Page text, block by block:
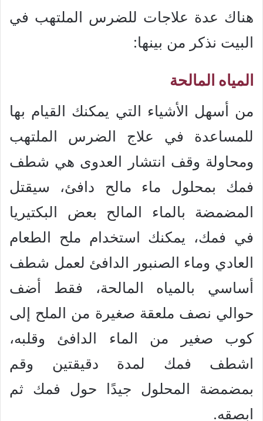
هناك عدة علاجات للضرس الملتهب في
البيت نذكر من بينها:
المياه المالحة
من أسهل الأشياء التي يمكنك القيام بها
للمساعدة في علاج الضرس الملتهب
ومحاولة وقف انتشار العدوى هي شطف
فمك بمحلول ماء مالح دافئ، سيقتل
المضمضة بالماء المالح بعض البكتيريا
في فمك، يمكنك استخدام ملح الطعام
العادي وماء الصنبور الدافئ لعمل شطف
أساسي بالمياه المالحة، فقط أضف
حوالي نصف ملعقة صغيرة من الملح إلى
كوب صغير من الماء الدافئ وقلبه،
اشطف فمك لمدة دقيقتين وقم
بمضمضة المحلول جيدًا حول فمك ثم
ابصقه.